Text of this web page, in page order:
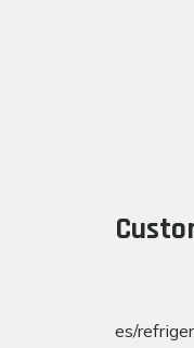
es/